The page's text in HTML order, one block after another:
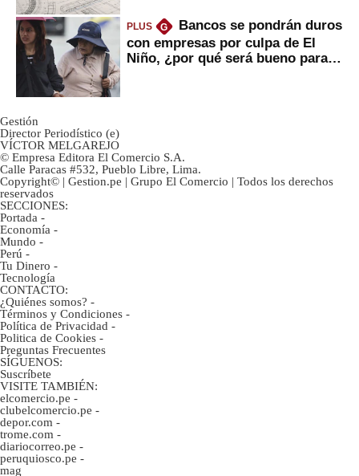
PLUS G
Bancos se pondrán duros
con empresas por culpa de El
Niño, ¿por qué será bueno para
Gestión
Director Periodístico (e)
VÍCTOR MELGAREJO
© Empresa Editora El Comercio S.A.
Calle Paracas #532, Pueblo Libre, Lima.
Copyright© | Gestion.pe | Grupo El Comercio | Todos los derechos
reservados
SECCIONES:
Portada -
Economía -
Mundo -
Perú -
Tu Dinero -
Tecnología
CONTACTO:
¿Quiénes somos? -
Términos y Condiciones -
Política de Privacidad -
Politica de Cookies -
Preguntas Frecuentes
SÍGUENOS:
Suscríbete
VISITE TAMBIÉN:
elcomercio.pe -
clubelcomercio.pe -
depor.com -
trome.com -
diariocorreo.pe -
peruquiosco.pe -
mag